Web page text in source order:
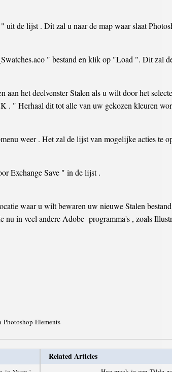
de lijst . Dit zal u naar de map waar slaat
" bestand en klik op "Load ". Dit zal
aan het deelvenster Stalen als u wilt door het
. " Herhaal dit tot alle van uw gekozen kleuren
weer . Het zal de lijst van mogelijke acties te
Exchange Save " in de lijst .
waar u wilt bewaren uw nieuwe Stalen
nu in veel andere Adobe- programma's , zoals
Elements
Related Articles